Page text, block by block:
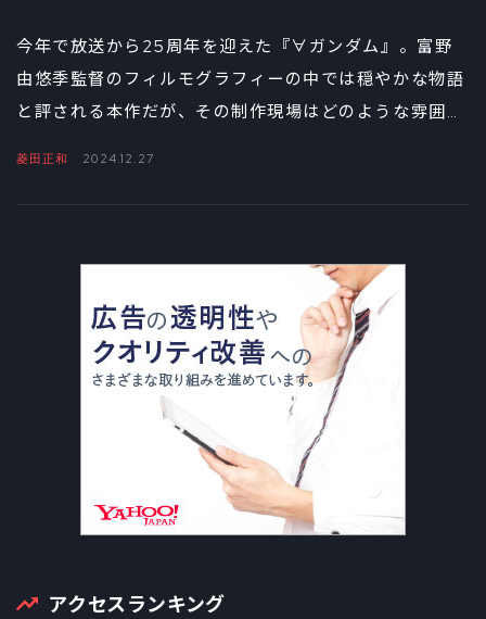
今年で放送から25周年を迎えた『∀ガンダム』。富野
由悠季監督のフィルモグラフィーの中では穏やかな物語
と評される本作だが、その制作現場はどのような雰囲気
菱田正和 2024.12.27
アクセスランキング